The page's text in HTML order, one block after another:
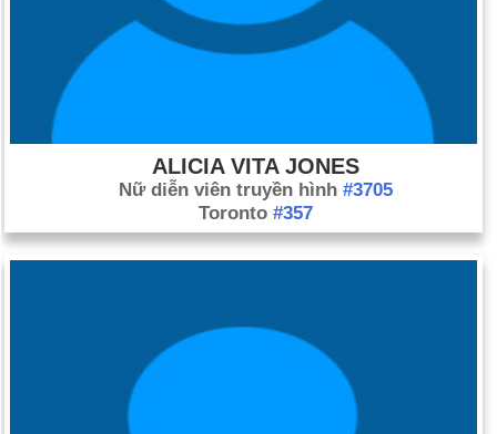
ALICIA VITA JONES
Nữ diễn viên truyền hình #3705
Toronto #357